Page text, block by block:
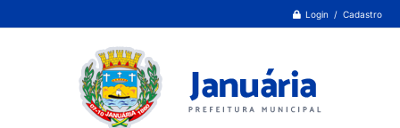
Login / Cadastro